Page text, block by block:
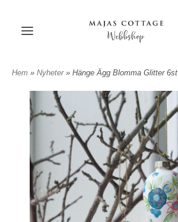
Webbshop
Hem » Nyheter » Hänge Ägg Blomma Glitter 6st